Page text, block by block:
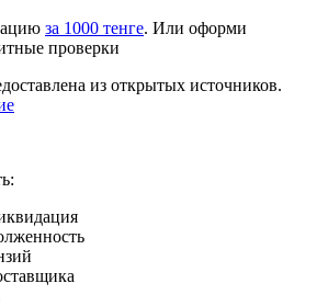
за 1000 тенге. Или оформи
проверки
из открытых источников.